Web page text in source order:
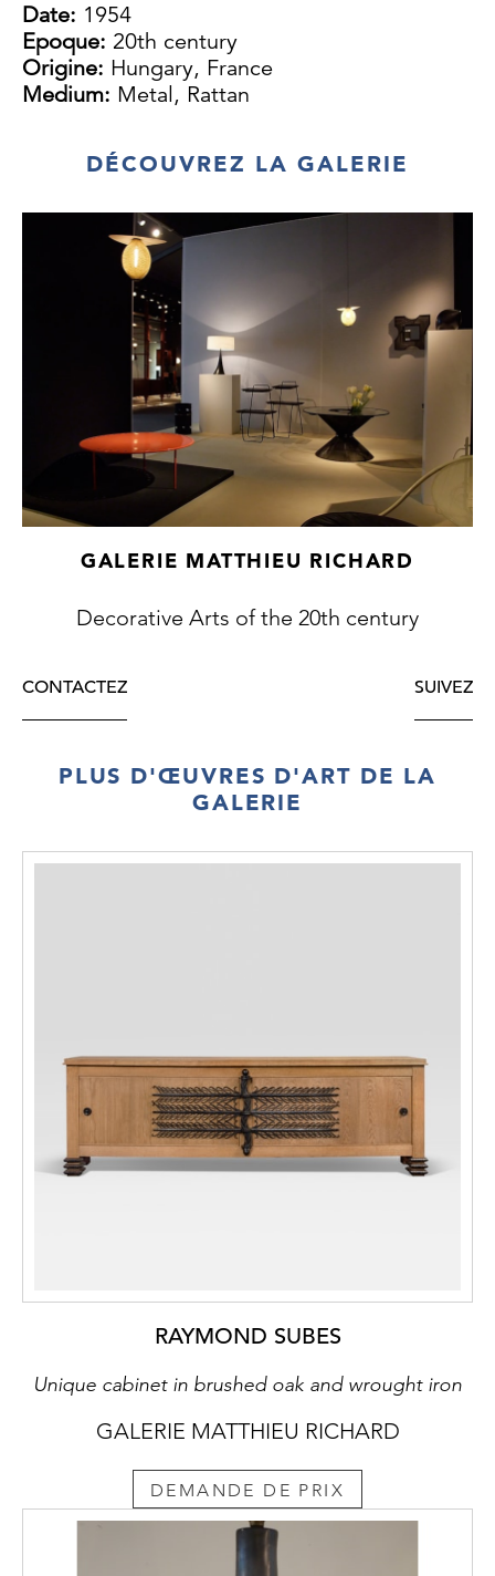
Date: 1954
Epoque: 20th century
Origine: Hungary, France
Medium: Metal, Rattan
DÉCOUVREZ LA GALERIE
GALERIE MATTHIEU RICHARD
Decorative Arts of the 20th century
CONTACTEZ SUIVEZ
PLUS D'ŒUVRES D'ART DE LA
GALERIE
RAYMOND SUBES
Unique cabinet in brushed oak and wrought iron
GALERIE MATTHIEU RICHARD
DEMANDE DE PRIX